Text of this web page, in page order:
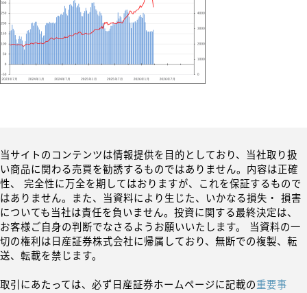
当サイトのコンテンツは情報提供を目的としており、当社取り扱
い商品に関わる売買を勧誘するものではありません。内容は正確
性、 完全性に万全を期してはおりますが、これを保証するもので
はありません。また、当資料により生じた、いかなる損失・ 損害
についても当社は責任を負いません。投資に関する最終決定は、
お客様ご自身の判断でなさるようお願いいたします。 当資料の一
切の権利は日産証券株式会社に帰属しており、無断での複製、転
送、転載を禁じます。
取引にあたっては、必ず日産証券ホームページに記載の重要事